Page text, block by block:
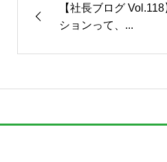
【社長ブログ
ションって、...